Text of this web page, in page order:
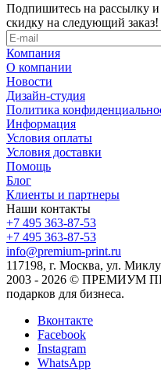
Подпишитесь на рассылку
скидку на следующий заказ!
Компания
О компании
Новости
Дизайн-студия
Политика
Информация
Условия оплаты
Условия доставки
Помощь
Блог
Клиенты и партнеры
Наши контакты
+7 495 363-87-53
+7 495 363-87-53
info@premium-print.ru
117198, г. Москва, ул.
2003 - 2026 © ПРЕМИУМ
подарков для бизнеса.
Вконтакте
Facebook
Instagram
WhatsApp